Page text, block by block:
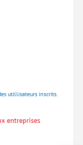
utillisateurs inscrits.
entreprises